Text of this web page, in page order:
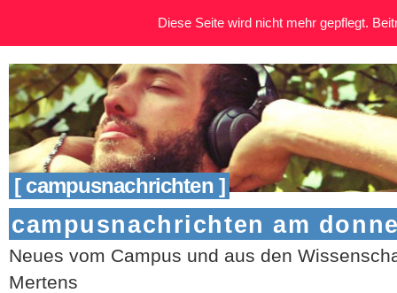
[ campusnachrichten ]
campusnachrichten am
Neues vom Campus und aus den
Mertens
Diese Seite wird nicht mehr gepflegt.